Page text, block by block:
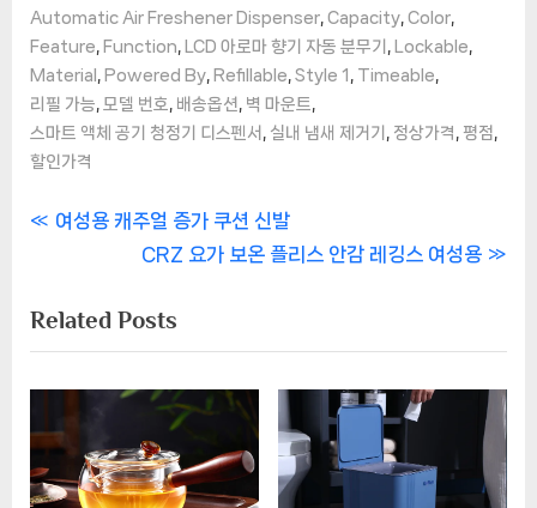
Automatic Air Freshener Dispenser Capacity Color
Feature Function LCD 아로마 향기 자동 분무기 Lockable
Material
Powered By Refillable Style 1 Timeable
리필 가능 모델 번호 배송옵션 벽 마운트
스마트 액체 공기 청정기 디스펜서
실내 냄새 제거기 정상가격 평점
할인가격
글
색
P
v
i
o
s
P
여성용 캐주얼 증가 쿠션 신발
N
x
t
P
s
t
CRZ 요가 보온 플리스 안감 레깅스 여성용
Related Posts